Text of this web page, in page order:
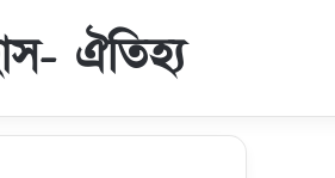
ঐতিহ্য